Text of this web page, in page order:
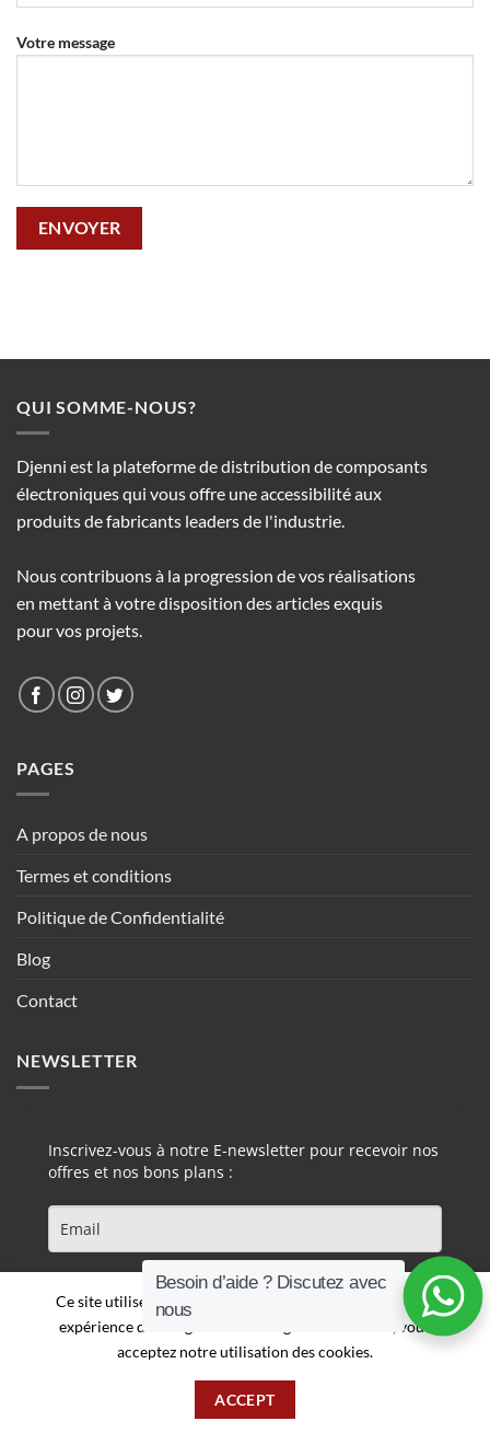
Votre message
QUI SOMME-NOUS?
Djenni est la plateforme de distribution de composants
électroniques qui vous offre une accessibilité aux
produits de fabricants leaders de l'industrie.
Nous contribuons à la progression de vos réalisations
en mettant à votre disposition des articles exquis
pour vos projets.
PAGES
A propos de nous
Termes et conditions
Politique de Confidentialité
Blog
Contact
NEWSLETTER
Inscrivez-vous à notre E-newsletter pour recevoir nos
offres et nos bons plans :
Copyright 2026 ©
Besoin d’aide ? Discutez avec
nous
Ce site utilise des cookies pour vous offrir une meilleure
expérience de navigation. En naviguant sur ce site, vous
acceptez notre utilisation des cookies.
ACCEPT